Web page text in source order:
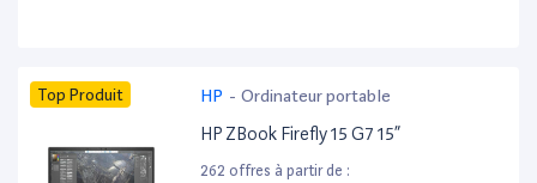
Top Produit HP - Ordinateur portable
HP ZBook Firefly 15 G7 15”
262 offres à partir de :